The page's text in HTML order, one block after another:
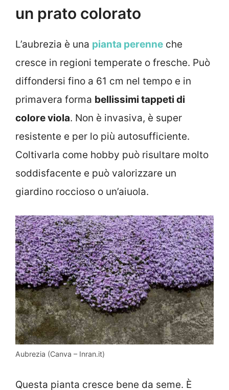
un prato colorato
L’aubrezia è una pianta perenne che
cresce in regioni temperate o fresche. Può
diffondersi fino a 61 cm nel tempo e in
primavera forma bellissimi tappeti di
colore viola. Non è invasiva, è super
resistente e per lo più autosufficiente.
Coltivarla come hobby può risultare molto
soddisfacente e può valorizzare un
giardino roccioso o un’aiuola.
Aubrezia (Canva – Inran.it)
Questa pianta cresce bene da seme. È